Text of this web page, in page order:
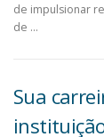
de impulsionar
de …
Sua